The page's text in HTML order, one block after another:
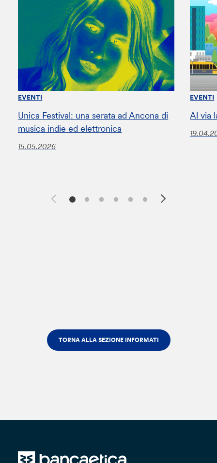
EVENTI
Unica Festival: una serata ad Ancona di
musica indie ed elettronica
15.05.2026
EVENTI
Al via
TORNA ALLA SEZIONE INFORMATI